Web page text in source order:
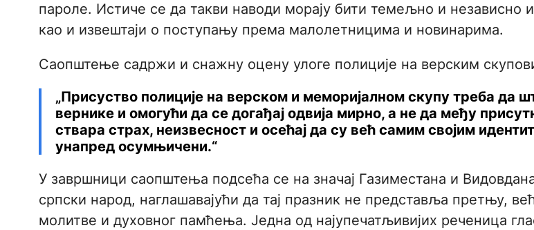
пароле. Истиче се да такви наводи морају бити темељно и независно
као и извештаји о поступању према малолетницима и новинарима.
Саопштење садржи и снажну оцену улоге полиције на верским
„Присуство полиције на верском и меморијалном скупу треба да
вернике и омогући да се догађај одвија мирно, а не да међу
ствара страх, неизвесност и осећај да су већ самим својим
унапред осумњичени.“
У завршници саопштења подсећа се на значај Газиместана и
српски народ, наглашавајући да тај празник не представља претњу,
молитве и духовног памћења. Једна од најупечатљивијих реченица